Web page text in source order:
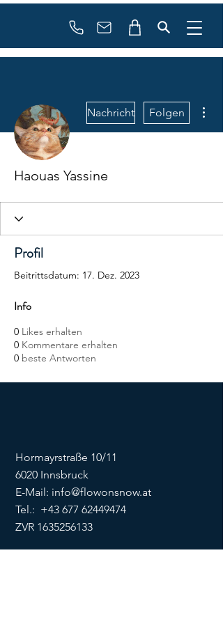
Nachricht Folgen
Haouas Yassine
Profil
Beitrittsdatum: 17. Dez. 2023
Info
0 Likes erhalten
0 Kommentare erhalten
0 beste Antworten
Hormayrstraße 10/11
6020 Innsbruck
E-Mail: info@flowonsnow.at
Tel.: +43 677 62449474
ZVR 1635256133